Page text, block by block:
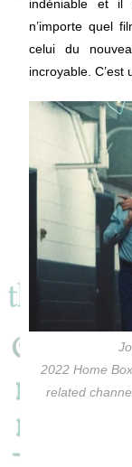
indéniable et il
n’importe quel
celui du
incroyable.
2022 Home
related